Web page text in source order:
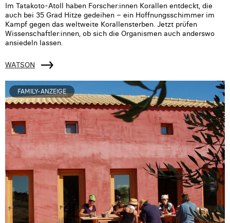
Im Tatakoto-Atoll haben Forscher:innen Korallen entdeckt, die
auch bei 35 Grad Hitze gedeihen – ein Hoffnungsschimmer im
Kampf gegen das weltweite Korallensterben. Jetzt prüfen
Wissenschaftler:innen, ob sich die Organismen auch anderswo
ansiedeln lassen.
WATSON
FAMILY-ANZEIGE